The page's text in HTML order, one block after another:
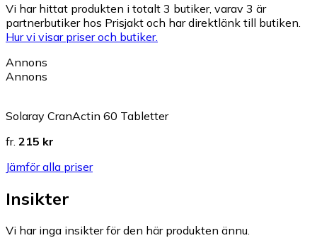
Vi har hittat produkten i totalt 3 butiker, varav 3 är
partnerbutiker hos Prisjakt och har direktlänk till butiken.
Hur vi visar priser och butiker.
Annons
Annons
Solaray CranActin 60 Tabletter
fr. 215 kr
Jämför alla priser
Insikter
Vi har inga insikter för den här produkten ännu.